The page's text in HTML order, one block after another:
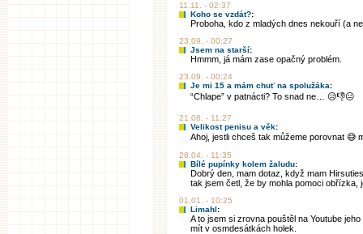
11.11. - 02:37
Koho se vzdát?:
Proboha, kdo z mladých dnes nekouří (a
23.09. - 00:27
Jsem na starší:
Hmmm, já mám zase opačný problém.
23.09. - 00:24
Je mi 15 a mám chuť na spolužáka:
“Chlape” v patnácti? To snad ne… 😥👎😐
21.08. - 11:27
Velikost penisu a věk:
Ahoj, jestli chceš tak můžeme porovnat 😅
28.04. - 11:35
Bílé pupínky kolem žaludu:
Dobrý den, mam dotaz, když mam
tak jsem četl, že by mohla pomoci obřízka,
01.01. - 10:25
Limahl:
A to jsem si zrovna pouštěl na Youtube
mít v osmdesátkách holek.